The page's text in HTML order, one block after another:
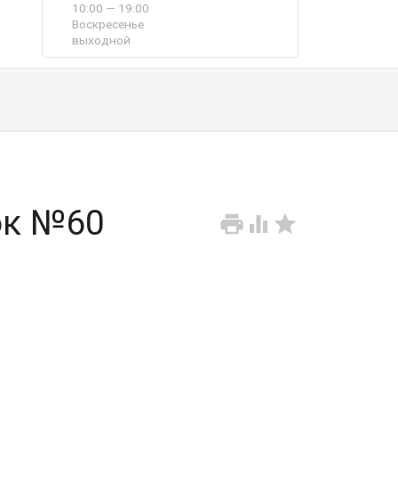
10:00 — 19:00
Воскресенье
выходной
  
№60